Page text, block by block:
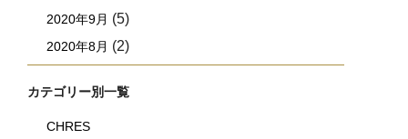
2020年9月 (5)
2020年8月 (2)
カテゴリー別一覧
CHRES